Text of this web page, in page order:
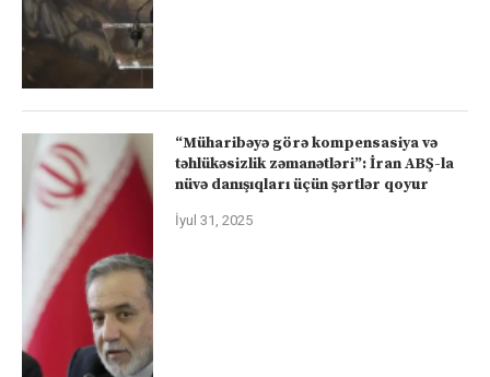
“Müharibəyə görə kompensasiya və
təhlükəsizlik zəmanətləri”: İran ABŞ-la
nüvə danışıqları üçün şərtlər qoyur
İyul 31, 2025